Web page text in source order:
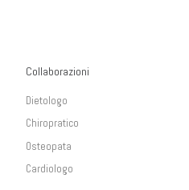
Collaborazioni
Dietologo
Chiropratico
Osteopata
Cardiologo